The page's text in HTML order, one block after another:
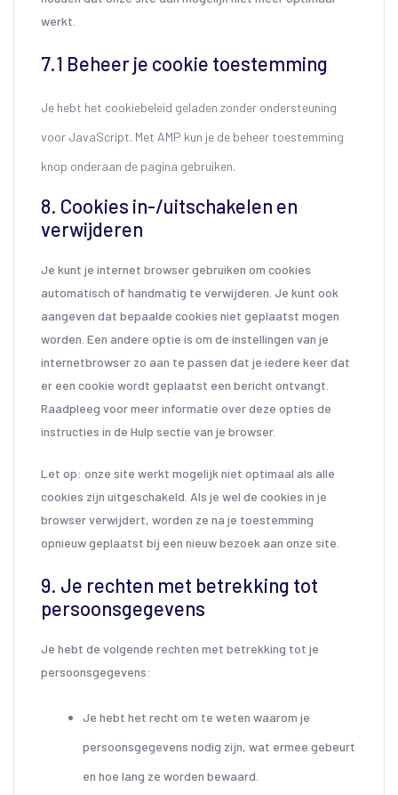
werkt.
7.1 Beheer je cookie toestemming
Je hebt het cookiebeleid geladen zonder ondersteuning
voor JavaScript. Met AMP kun je de beheer toestemming
knop onderaan de pagina gebruiken.
8. Cookies in-/uitschakelen en
verwijderen
Je kunt je internet browser gebruiken om cookies
automatisch of handmatig te verwijderen. Je kunt ook
aangeven dat bepaalde cookies niet geplaatst mogen
worden. Een andere optie is om de instellingen van je
internetbrowser zo aan te passen dat je iedere keer dat
er een cookie wordt geplaatst een bericht ontvangt.
Raadpleeg voor meer informatie over deze opties de
instructies in de Hulp sectie van je browser.
Let op: onze site werkt mogelijk niet optimaal als alle
cookies zijn uitgeschakeld. Als je wel de cookies in je
browser verwijdert, worden ze na je toestemming
opnieuw geplaatst bij een nieuw bezoek aan onze site.
9. Je rechten met betrekking tot
persoonsgegevens
Je hebt de volgende rechten met betrekking tot je
persoonsgegevens:
Je hebt het recht om te weten waarom je
persoonsgegevens nodig zijn, wat ermee gebeurt
en hoe lang ze worden bewaard.